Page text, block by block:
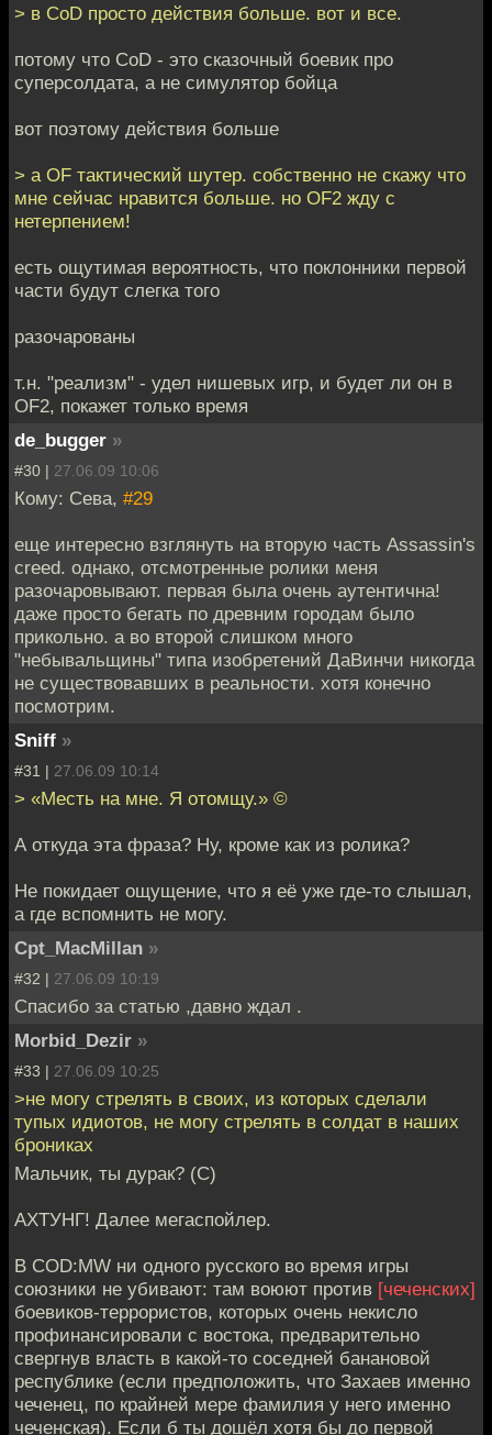
> в CoD просто действия больше. вот и все.
потому что CoD - это сказочный боевик про
суперсолдата, а не симулятор бойца
вот поэтому действия больше
> а OF тактический шутер. собственно не скажу что
мне сейчас нравится больше. но OF2 жду с
нетерпением!
есть ощутимая вероятность, что поклонники первой
части будут слегка того
разочарованы
т.н. "реализм" - удел нишевых игр, и будет ли он в
OF2, покажет только время
de_bugger »
#30 | 27.06.09 10:06
Кому: Сева, #29
еще интересно взглянуть на вторую часть Assassin's
creed. однако, отсмотренные ролики меня
разочаровывают. первая была очень аутентична!
даже просто бегать по древним городам было
прикольно. а во второй слишком много
"небывальщины" типа изобретений ДаВинчи никогда
не существовавших в реальности. хотя конечно
посмотрим.
Sniff »
#31 | 27.06.09 10:14
> «Месть на мне. Я отомщу.» ©
А откуда эта фраза? Ну, кроме как из ролика?
Не покидает ощущение, что я её уже где-то слышал,
а где вспомнить не могу.
Cpt_MacMillan »
#32 | 27.06.09 10:19
Спасибо за статью ,давно ждал .
Morbid_Dezir »
#33 | 27.06.09 10:25
>не могу стрелять в своих, из которых сделали
тупых идиотов, не могу стрелять в солдат в наших
брониках
Мальчик, ты дурак? (С)
АХТУНГ! Далее мегаспойлер.
В COD:MW ни одного русского во время игры
союзники не убивают: там воюют против [чеченских]
боевиков-террористов, которых очень некисло
профинансировали с востока, предварительно
свергнув власть в какой-то соседней банановой
республике (если предположить, что Захаев именно
чеченец, по крайней мере фамилия у него именно
чеченская). Если б ты дошёл хотя бы до первой